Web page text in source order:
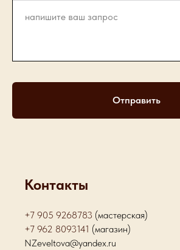
Отправить
Контакты
+7 905 9268783 (мастерская)
+7 962 8093141 (магазин)
NZeveltova@yandex.ru